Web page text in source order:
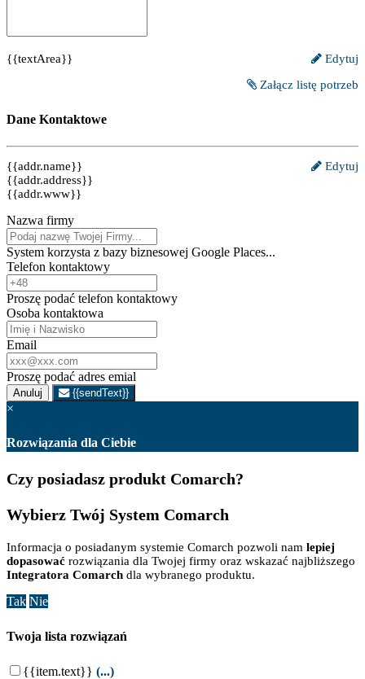
Edytuj
{{textArea}}
Załącz listę potrzeb
Dane Kontaktowe
Edytuj
{{addr.name}}
{{addr.address}}
{{addr.www}}
Nazwa firmy
System korzysta z bazy biznesowej Google Places...
Telefon kontaktowy
Proszę podać telefon kontaktowy
Osoba kontaktowa
Email
Proszę podać adres emial
Anuluj {{sendText}}
×
Rozwiązania dla Ciebie
Czy posiadasz produkt Comarch?
Wybierz Twój System Comarch
Informacja o posiadanym systemie Comarch pozwoli nam lepiej
dopasować rozwiązania dla Twojej firmy oraz wskazać najbliższego
Integratora Comarch dla wybranego produktu.
Tak Nie
Twoja lista rozwiązań
{{item.text}} (...)